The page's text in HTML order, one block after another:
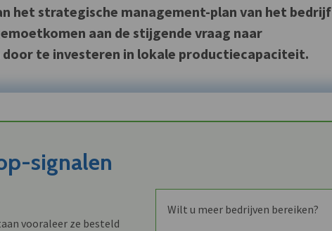
het strategische management-plan van het bedrijf
aan de stijgende vraag naar
te investeren in lokale productiecapaciteit.
signalen
vooraleer ze besteld
Wilt u meer bedrijven bereiken?